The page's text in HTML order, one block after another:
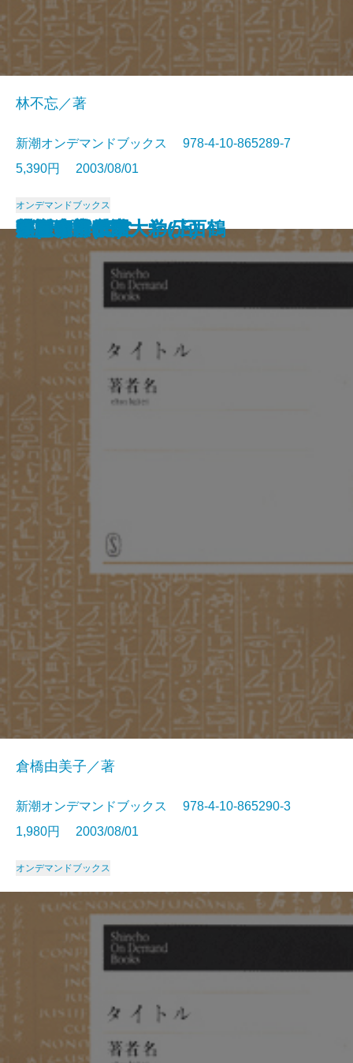
姿三四郎(下)
丹下左膳(四)
結婚します
火の島
事実の読み方
重い歳月
江戸三尺の空
東京牛乳物語
姿三四郎(中)
丹下左膳(三)
林不忘／著
新潮オンデマンドブックス 978-4-10-865289-7
5,390円 2003/08/01
オンデマンドブックス
ヴァージニア
倉橋由美子／著
新潮オンデマンドブックス 978-4-10-865290-3
1,980円 2003/08/01
オンデマンドブックス
魚影の群れ
けっぱり先生
菊慈童
小説東京帝国大学(上)
小説東京帝国大学(下)
姿三四郎(上)
元禄流行作家 わが西鶴
顔(上)
顔(下)